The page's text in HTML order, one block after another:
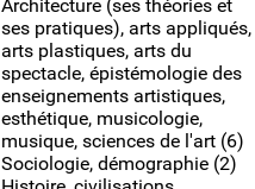
Architecture (ses théories et
ses pratiques), arts appliqués,
arts plastiques, arts du
spectacle, épistémologie des
enseignements artistiques,
esthétique, musicologie,
musique, sciences de l'art (6)
Sociologie, démographie (2)